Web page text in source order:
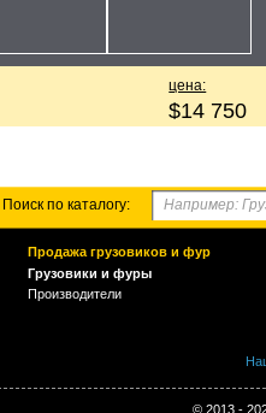
цена:
$14 750
Поиск по каталогу:
Продажа грузовиков и фур
Грузовики и фуры
Производители
© 2013 -